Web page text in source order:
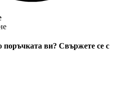
поръчката ви? Свържете се с